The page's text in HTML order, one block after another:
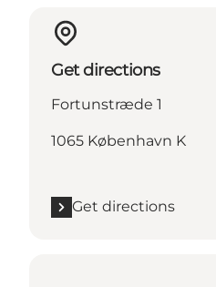
Get directions
Fortunstræde 1
1065 København K
Get directions